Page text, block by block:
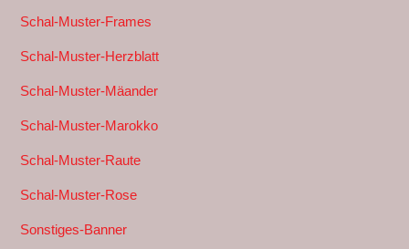
Schal-Muster-Frames
Schal-Muster-Herzblatt
Schal-Muster-Mäander
Schal-Muster-Marokko
Schal-Muster-Raute
Schal-Muster-Rose
Sonstiges-Banner